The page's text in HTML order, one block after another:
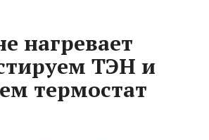
нагревает
ТЭН и
термостат